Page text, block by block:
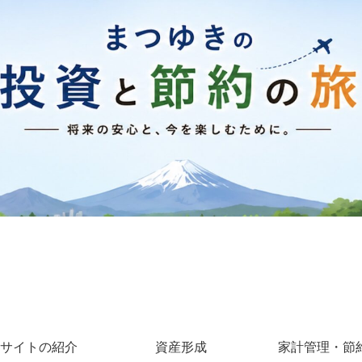
サイトの紹介 資産形成 家計管理・節